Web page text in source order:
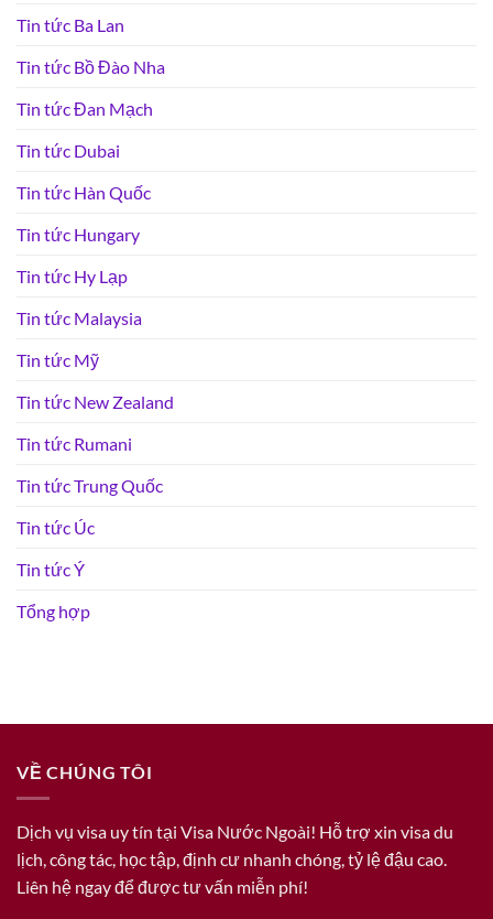
Tin tức Ba Lan
Tin tức Bồ Đào Nha
Tin tức Đan Mạch
Tin tức Dubai
Tin tức Hàn Quốc
Tin tức Hungary
Tin tức Hy Lạp
Tin tức Malaysia
Tin tức Mỹ
Tin tức New Zealand
Tin tức Rumani
Tin tức Trung Quốc
Tin tức Úc
Tin tức Ý
Tổng hợp
VỀ CHÚNG TÔI
Dịch vụ visa uy tín tại Visa Nước Ngoài! Hỗ trợ xin visa du
lịch, công tác, học tập, định cư nhanh chóng, tỷ lệ đậu cao.
Liên hệ ngay để được tư vấn miễn phí!